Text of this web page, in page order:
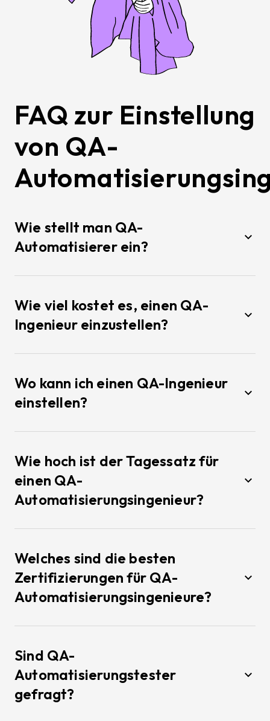
FAQ zur Einstellung
von QA-
Wie stellt man QA-
Automatisierer ein?
Wie viel kostet es, einen QA-
Ingenieur einzustellen?
Wo kann ich einen QA-Ingenieur
einstellen?
Wie hoch ist der Tagessatz für
einen QA-
Automatisierungsingenieur?
Welches sind die besten
Zertifizierungen für QA-
Automatisierungsingenieure?
Sind QA-
Automatisierungstester
gefragt?